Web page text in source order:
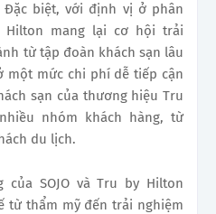
Đặc biệt, với định vị ở phân
mang lại cơ hội trải
từ tập đoàn khách sạn lâu
một mức chi phí dễ tiếp cận
sạn của thương hiệu Tru
nhóm khách hàng, từ
du lịch.
SOJO và Tru by Hilton
từ thẩm mỹ đến trải nghiệm